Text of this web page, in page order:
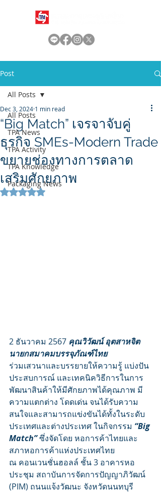
Post
All Posts
TPA News
TPA Activity
TPA Knowledge
Packaging News
All Posts
“Big Match” เจรจาจับคู่
ธุรกิจ SMEs-Modern Trade
ขยายช่องทางการตลาด
เสริมศักยภาพ
Dec 3, 2024 1 min read
Rated NaN out of 5 stars.
2 ธันวาคม 2567 คุณวิวัฒน์ อุตสาหจิต
นายกสมาคมบรรจุภัณฑ์ไทย
ร่วมเสวนาและบรรยายให้ความรู้ แบ่งปัน
ประสบการณ์ และเทคนิควิธีการในการ
พัฒนาสินค้าให้มีศักยภาพได้คุณภาพ มี
ความแตกต่าง โดดเด่น จนได้รับความ
สนใจและสามารถแข่งขันได้ทั้งในระดับ
ประเทศและต่างประเทศ ในกิจกรรม “Big
Match” ซึ่งจัดโดย หอการค้าไทยและ
สภาหอการค้าแห่งประเทศไทย
ณ คอนเวนชั่นฮอลล์ ชั้น 3 อาคารหอ
ประชุม สถาบันการจัดการปัญญาภิวัฒน์
(PIM) ถนนแจ้งวัฒนะ จังหวัดนนทบุรี